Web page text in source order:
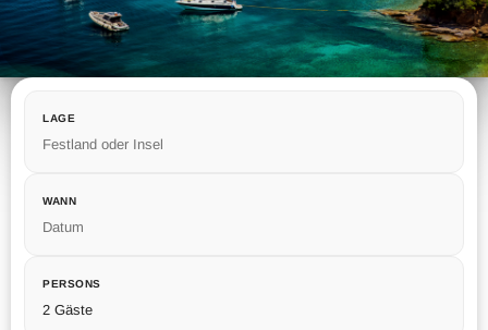
LAGE
Festland oder Insel
WANN
Datum
PERSONS
2 Gäste